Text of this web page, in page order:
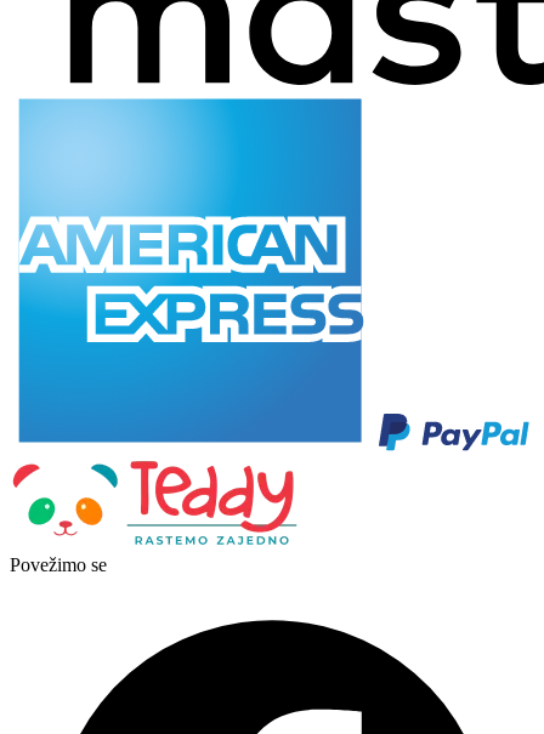
Povežimo se